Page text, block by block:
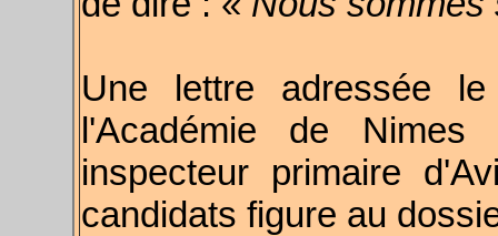
Une lettre adressée
l'Académie de
inspecteur primaire
candidats figure au